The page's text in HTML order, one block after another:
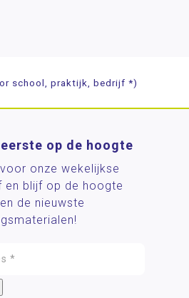
school, praktijk, bedrijf *)
op de hoogte
onze wekelijkse
en blijf op de hoogte
de nieuwste